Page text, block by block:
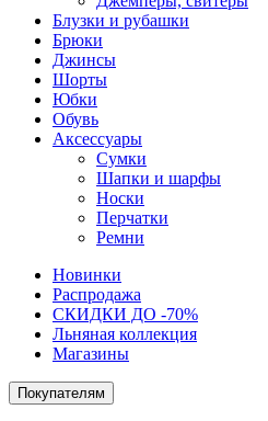
Блузки и рубашки
Брюки
Джинсы
Шорты
Юбки
Обувь
Аксессуары
Сумки
Шапки и шарфы
Носки
Перчатки
Ремни
Новинки
Распродажа
СКИДКИ ДО -70%
Льняная коллекция
Магазины
Покупателям